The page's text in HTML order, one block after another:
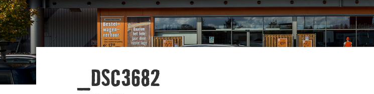
_DSC3682